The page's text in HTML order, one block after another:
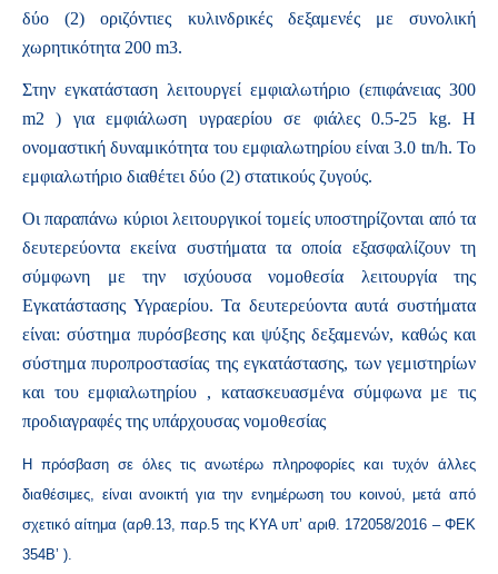
δύο (2) οριζόντιες κυλινδρικές δεξαμενές με συνολική
χωρητικότητα 200 m3.
Στην εγκατάσταση λειτουργεί εμφιαλωτήριο (επιφάνειας 300
m2 ) για εμφιάλωση υγραερίου σε φιάλες 0.5-25 kg. Η
ονομαστική δυναμικότητα του εμφιαλωτηρίου είναι 3.0 tn/h. Το
εμφιαλωτήριο διαθέτει δύο (2) στατικούς ζυγούς.
Οι παραπάνω κύριοι λειτουργικοί τομείς υποστηρίζονται από τα
δευτερεύοντα εκείνα συστήματα τα οποία εξασφαλίζουν τη
σύμφωνη με την ισχύουσα νομοθεσία λειτουργία της
Εγκατάστασης Υγραερίου. Τα δευτερεύοντα αυτά συστήματα
είναι: σύστημα πυρόσβεσης και ψύξης δεξαμενών, καθώς και
σύστημα πυροπροστασίας της εγκατάστασης, των γεμιστηρίων
και του εμφιαλωτηρίου , κατασκευασμένα σύμφωνα με τις
προδιαγραφές της υπάρχουσας νομοθεσίας
Η πρόσβαση σε όλες τις ανωτέρω πληροφορίες και τυχόν άλλες
διαθέσιμες, είναι ανοικτή για την ενημέρωση του κοινού, μετά από
σχετικό αίτημα (αρθ.13, παρ.5 της ΚΥΑ υπ’ αριθ. 172058/2016 – ΦΕΚ
354Β’ ).